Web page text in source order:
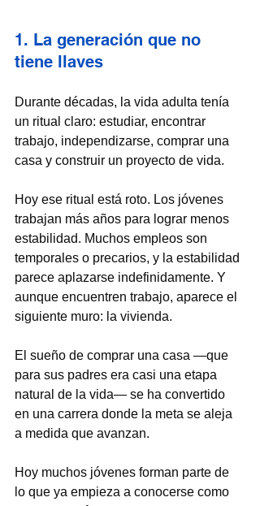
1. La generación que no
tiene llaves
Durante décadas, la vida adulta tenía
un ritual claro: estudiar, encontrar
trabajo, independizarse, comprar una
casa y construir un proyecto de vida.
Hoy ese ritual está roto. Los jóvenes
trabajan más años para lograr menos
estabilidad. Muchos empleos son
temporales o precarios, y la estabilidad
parece aplazarse indefinidamente. Y
aunque encuentren trabajo, aparece el
siguiente muro: la vivienda.
El sueño de comprar una casa —que
para sus padres era casi una etapa
natural de la vida— se ha convertido
en una carrera donde la meta se aleja
a medida que avanzan.
Hoy muchos jóvenes forman parte de
lo que ya empieza a conocerse como